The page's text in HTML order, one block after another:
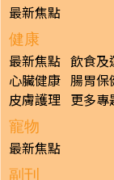
最新焦點
健康
最新焦點 飲食及
心臟健康 腸胃保
皮膚護理 更多專
寵物
最新焦點
副刊